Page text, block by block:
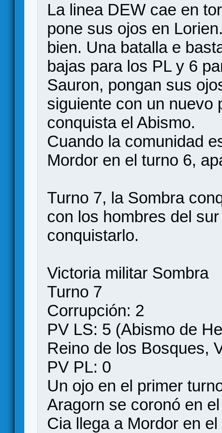
La linea DEW cae en
pone sus ojos en
bien. Una batalla e
bajas para los PL y 6
Sauron, pongan sus
siguiente con un nuevo
conquista el Abismo.
Cuando la comunidad
Mordor en el turno 6,
Turno 7, la Sombra
con los hombres del
conquistarlo.
Victoria militar Sombra
Turno 7
Corrupción: 2
PV LS: 5 (Abismo de
Reino de los Bosques,
PV PL: 0
Un ojo en el primer
Aragorn se coronó en
Cia llega a Mordor en